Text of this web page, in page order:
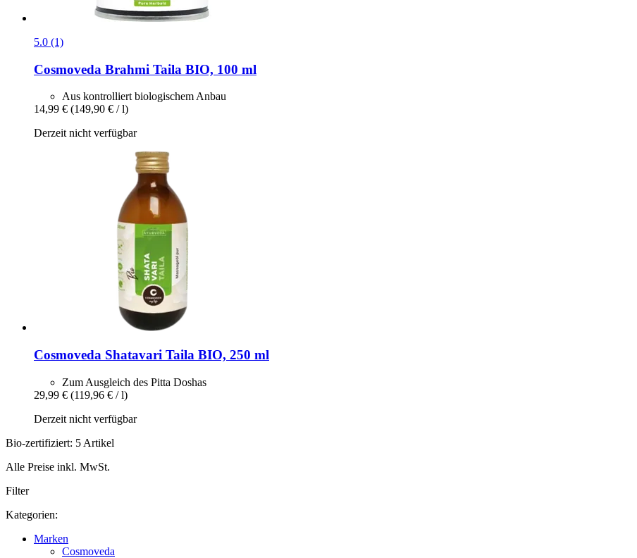
5.0 (1)
Cosmoveda Brahmi Taila BIO, 100 ml
Aus kontrolliert biologischem Anbau
14,99 € (149,90 € / l)
Derzeit nicht verfügbar
Cosmoveda Shatavari Taila BIO, 250 ml
Zum Ausgleich des Pitta Doshas
29,99 € (119,96 € / l)
Derzeit nicht verfügbar
Bio-zertifiziert: 5 Artikel
Alle Preise inkl. MwSt.
Filter
Kategorien:
Marken
Cosmoveda